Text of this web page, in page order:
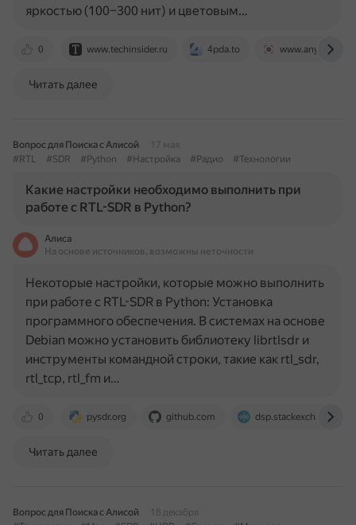
0 www.techinsider.ru 4pda.to www.anyrec.io
яркостью (100–300 нит) и цветовым…
Читать далее
Вопрос для Поиска с Алисой
17 мая
#RTL
#SDR #Python #Настройка #Радио #Технологии
Какие настройки необходимо выполнить при
работе с RTL-SDR в Python?
Алиса
На основе источников, возможны неточности
0 pysdr.org github.com
Некоторые настройки, которые можно выполнить
при работе с RTL-SDR в Python: Установка
программного обеспечения. В системах на основе
Debian можно установить библиотеку librtlsdr и
инструменты командной строки, такие как rtl_sdr,
rtl_tcp, rtl_fm и…
Читать далее
Вопрос для Поиска с Алисой
18 декабря